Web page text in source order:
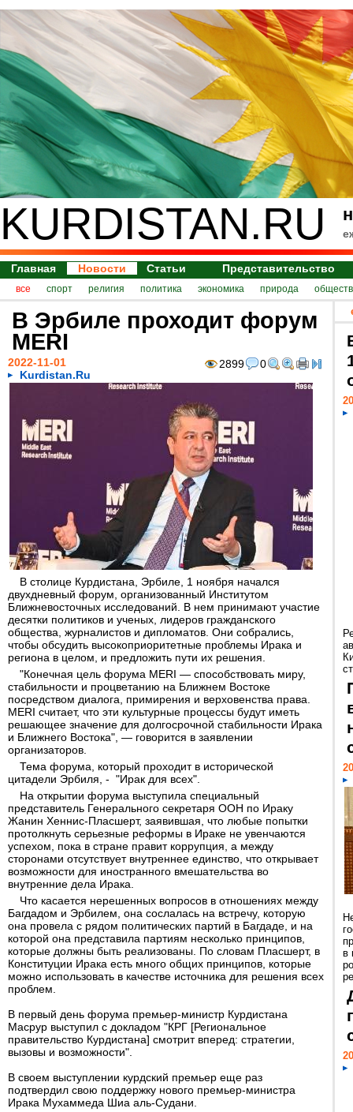
KURDISTAN.RU
Главная Новости Статьи Представительство
все спорт религия политика экономика природа
В Эрбиле проходит форум
MERI
2899 0
2022-11-01
Kurdistan.Ru
В столице Курдистана, Эрбиле, 1 ноября начался
двухдневный форум, организованный Институтом
Ближневосточных исследований. В нем принимают участие
десятки политиков и ученых, лидеров гражданского
общества, журналистов и дипломатов. Они собрались,
чтобы обсудить высокоприоритетные проблемы Ирака и
региона в целом, и предложить пути их решения.
"Конечная цель форума MERI — способствовать миру,
стабильности и процветанию на Ближнем Востоке
посредством диалога, примирения и верховенства права.
MERI считает, что эти культурные процессы будут иметь
решающее значение для долгосрочной стабильности Ирака
и Ближнего Востока", — говорится в заявлении
организаторов.
Тема форума, который проходит в исторической
цитадели Эрбиля, - "Ирак для всех".
На открытии форума выступила специальный
представитель Генерального секретаря ООН по Ираку
Жанин Хеннис-Пласшерт, заявившая, что любые попытки
протолкнуть серьезные реформы в Ираке не увенчаются
успехом, пока в стране правит коррупция, а между
сторонами отсутствует внутреннее единство, что открывает
возможности для иностранного вмешательства во
внутренние дела Ирака.
Что касается нерешенных вопросов в отношениях между
Багдадом и Эрбилем, она сослалась на встречу, которую
она провела с рядом политических партий в Багдаде, и на
которой она представила партиям несколько принципов,
которые должны быть реализованы. По словам Пласшерт, в
Конституции Ирака есть много общих принципов, которые
можно использовать в качестве источника для решения всех
проблем.
В первый день форума премьер-министр Курдистана
Масрур выступил с докладом "КРГ [Региональное
правительство Курдистана] смотрит вперед: стратегии,
вызовы и возможности".
В своем выступлении курдский премьер еще раз
подтвердил свою поддержку нового премьер-министра
Ирака Мухаммеда Шиа аль-Судани.
в